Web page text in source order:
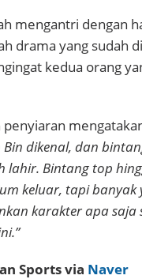
mengantri dengan
drama yang sudah
kedua orang
Bin dikenal, dan
lahir. Bintang top
keluar, tapi
karakter apa saja
Sports via Naver